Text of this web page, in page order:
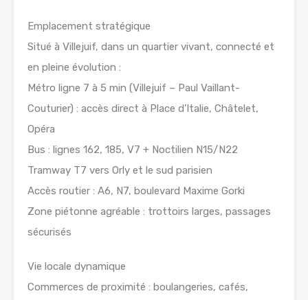
Emplacement stratégique
Situé à Villejuif, dans un quartier vivant, connecté et
en pleine évolution :
Métro ligne 7 à 5 min (Villejuif – Paul Vaillant-
Couturier) : accès direct à Place d’Italie, Châtelet,
Opéra
Bus : lignes 162, 185, V7 + Noctilien N15/N22
Tramway T7 vers Orly et le sud parisien
Accès routier : A6, N7, boulevard Maxime Gorki
Zone piétonne agréable : trottoirs larges, passages
sécurisés
Vie locale dynamique
Commerces de proximité : boulangeries, cafés,